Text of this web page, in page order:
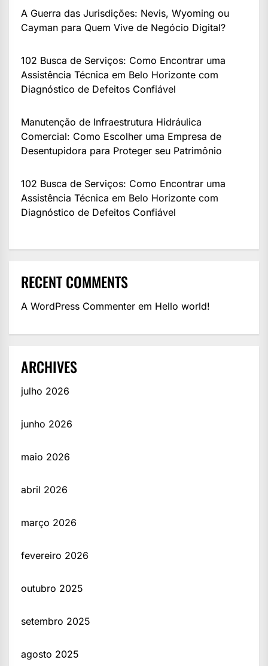
A Guerra das Jurisdições: Nevis, Wyoming ou
Cayman para Quem Vive de Negócio Digital?
102 Busca de Serviços: Como Encontrar uma
Assistência Técnica em Belo Horizonte com
Diagnóstico de Defeitos Confiável
Manutenção de Infraestrutura Hidráulica
Comercial: Como Escolher uma Empresa de
Desentupidora para Proteger seu Patrimônio
102 Busca de Serviços: Como Encontrar uma
Assistência Técnica em Belo Horizonte com
Diagnóstico de Defeitos Confiável
RECENT COMMENTS
A WordPress Commenter em Hello world!
ARCHIVES
julho 2026
junho 2026
maio 2026
abril 2026
março 2026
fevereiro 2026
outubro 2025
setembro 2025
agosto 2025